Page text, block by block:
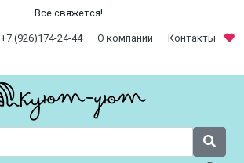
Все свяжется!
+7 (926)174-24-44 О компании
Контакты